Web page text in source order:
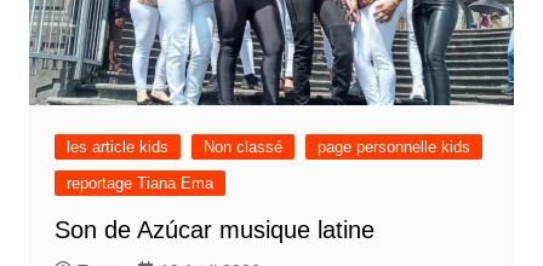
les article kids Non classé
page personnelle kids
reportage Tiana Ema
Son de Azúcar musique latine